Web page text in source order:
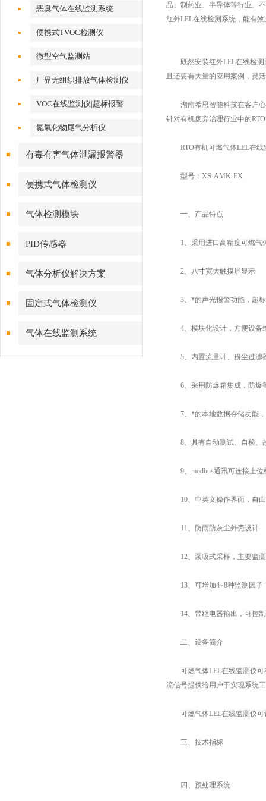
恶臭气体在线监测系统
便携式TVOC检测仪
微型空气监测站
厂界无组织排放气体检测仪
VOC在线监测仪|超标报警
氮氧化物尾气分析仪
有毒有害气体泄漏报警器
便携式气体检测仪
气体检测模块
PID传感器
气体分析仪解决方案
固定式气体检测仪
气体在线监测系统
品、制药业、半导体等行业。
红外LEL在线检测系统，能有
既然安装红外LEL在线检测
且还要有大量的应用案例，灵
湖南希思智能科技在客户心
针对有机废弃治理行业中的
RTO有机可燃气体LEL在线
型号：XS-AMK-EX
一、产品特点
1、采用进口高精度可燃气
2、八寸宽大触摸屏显示
3、*的声光报警功能，超标
4、模块化设计，方便设备
5、内置流量计、粉尘过滤
6、采用防爆箱集成，防爆
7、*的本地数据存储功能，
8、具有自动测试、自检、
9、modbus通讯可连接上位
10、中英文操作界面，自
11、防雨防灰尘外壳设计
12、泵吸式采样，主要监测
13、可增加4~8种监测因子
14、带继电器输出，可控制
二、设备简介
可燃气体LEL在线监测仪可
流信号提供给用户于实现系统
可燃气体LEL在线监测仪可
三、技术指标
四、预处理系统